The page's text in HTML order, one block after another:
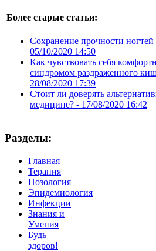
Более старые статьи:
Сохранение прочности ногтей
05/10/2020 14:50
Как чувствовать себя
синдромом раздраженного
28/08/2020 17:39
Стоит ли доверять
медицине? - 17/08/2020 16:42
Разделы:
Главная
Терапия
Нозология
Эпидемиология
Инфекции
Знания и
Умения
Будь
здоров!